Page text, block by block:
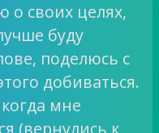
о своих целях,
буду
поделюсь с
добиваться.
мне